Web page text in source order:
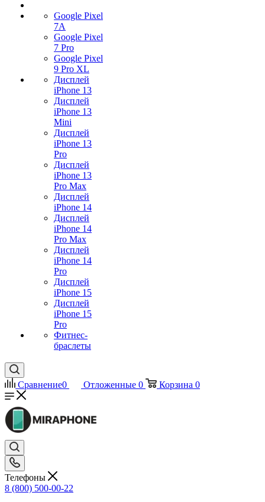
Google Pixel
7А
Google Pixel
7 Pro
Google Pixel
9 Pro XL
Дисплей
iPhone 13
Дисплей
iPhone 13
Mini
Дисплей
iPhone 13
Pro
Дисплей
iPhone 13
Pro Max
Дисплей
iPhone 14
Дисплей
iPhone 14
Pro Max
Дисплей
iPhone 14
Pro
Дисплей
iPhone 15
Дисплей
iPhone 15
Pro
Фитнес-
браслеты
Сравнение0 Отложенные 0 Корзина 0
Телефоны
8 (800) 500-00-22